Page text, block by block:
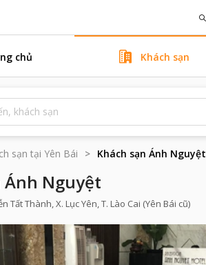
chủ Khách sạn
sạn tại Yên Bái Khách sạn Ánh Nguyệt
Ánh Nguyệt
Tất Thành, X. Lục Yên, T. Lào Cai (Yên Bái cũ)